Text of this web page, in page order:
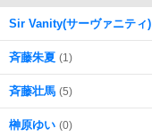
Sir Vanity(サーヴァニティ)
斉藤朱夏 (1)
斉藤壮馬 (5)
榊原ゆい (0)